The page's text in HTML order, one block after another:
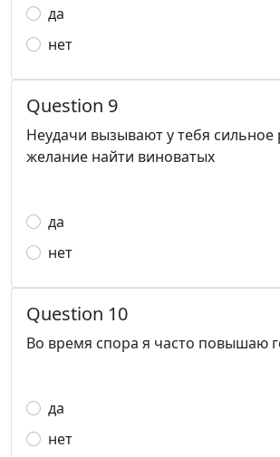
да
нет
Question 9
Неудачи вызывают у тебя сильное
желание найти виноватых
да
нет
Question 10
Во время спора я часто повышаю
да
нет